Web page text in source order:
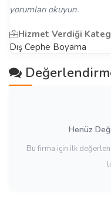
yorumları okuyun.
Hizmet Verdiği
Dış Cephe Boyama
Henüz
Bu firma için ilk